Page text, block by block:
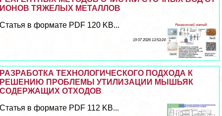
ИОНОВ ТЯЖЕЛЫХ МЕТАЛЛОВ
Статья в формате PDF 120 KB...
19 07 2026 13:53:24
РАЗРАБОТКА ТЕХНОЛОГИЧЕСКОГО ПОДХОДА К
РЕШЕНИЮ ПРОБЛЕМЫ УТИЛИЗАЦИИ МЫШЬЯК
СОДЕРЖАЩИХ ОТХОДОВ
Статья в формате PDF 112 KB...